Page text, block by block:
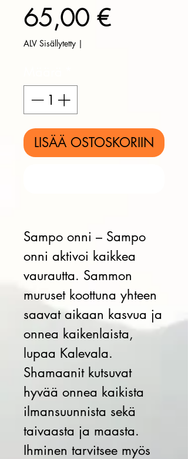
65,00 €Hinta
ALV Sisällytetty |
LISÄÄ OSTOSKORIIN
Sampo onni – Sampo
onni aktivoi kaikkea
vaurautta. Sammon
muruset koottuna yhteen
saavat aikaan kasvua ja
onnea kaikenlaista,
lupaa Kalevala.
Shamaanit kutsuvat
hyvää onnea kaikista
ilmansuunnista sekä
taivaasta ja maasta.
Ihminen tarvitsee myös